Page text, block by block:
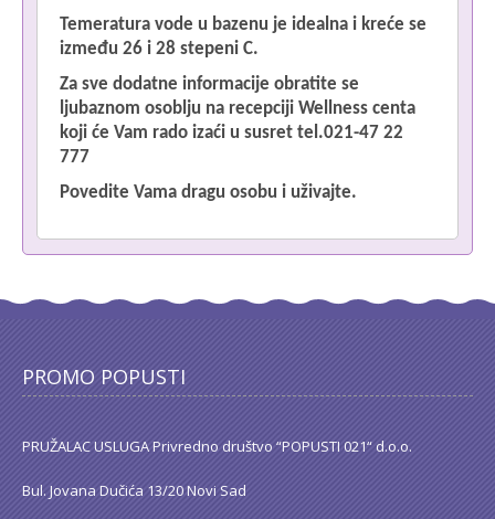
Temeratura vode u bazenu je idealna i kreće se
između 26 i 28 stepeni C.
Za sve dodatne informacije obratite se
ljubaznom osoblju na recepciji Wellness centa
koji će Vam rado izaći u susret tel.021-47 22
777
Povedite Vama dragu osobu i uživajte.
PROMO POPUSTI
PRUŽALAC USLUGA Privredno društvo “POPUSTI 021“ d.o.o.
Bul. Jovana Dučića 13/20 Novi Sad